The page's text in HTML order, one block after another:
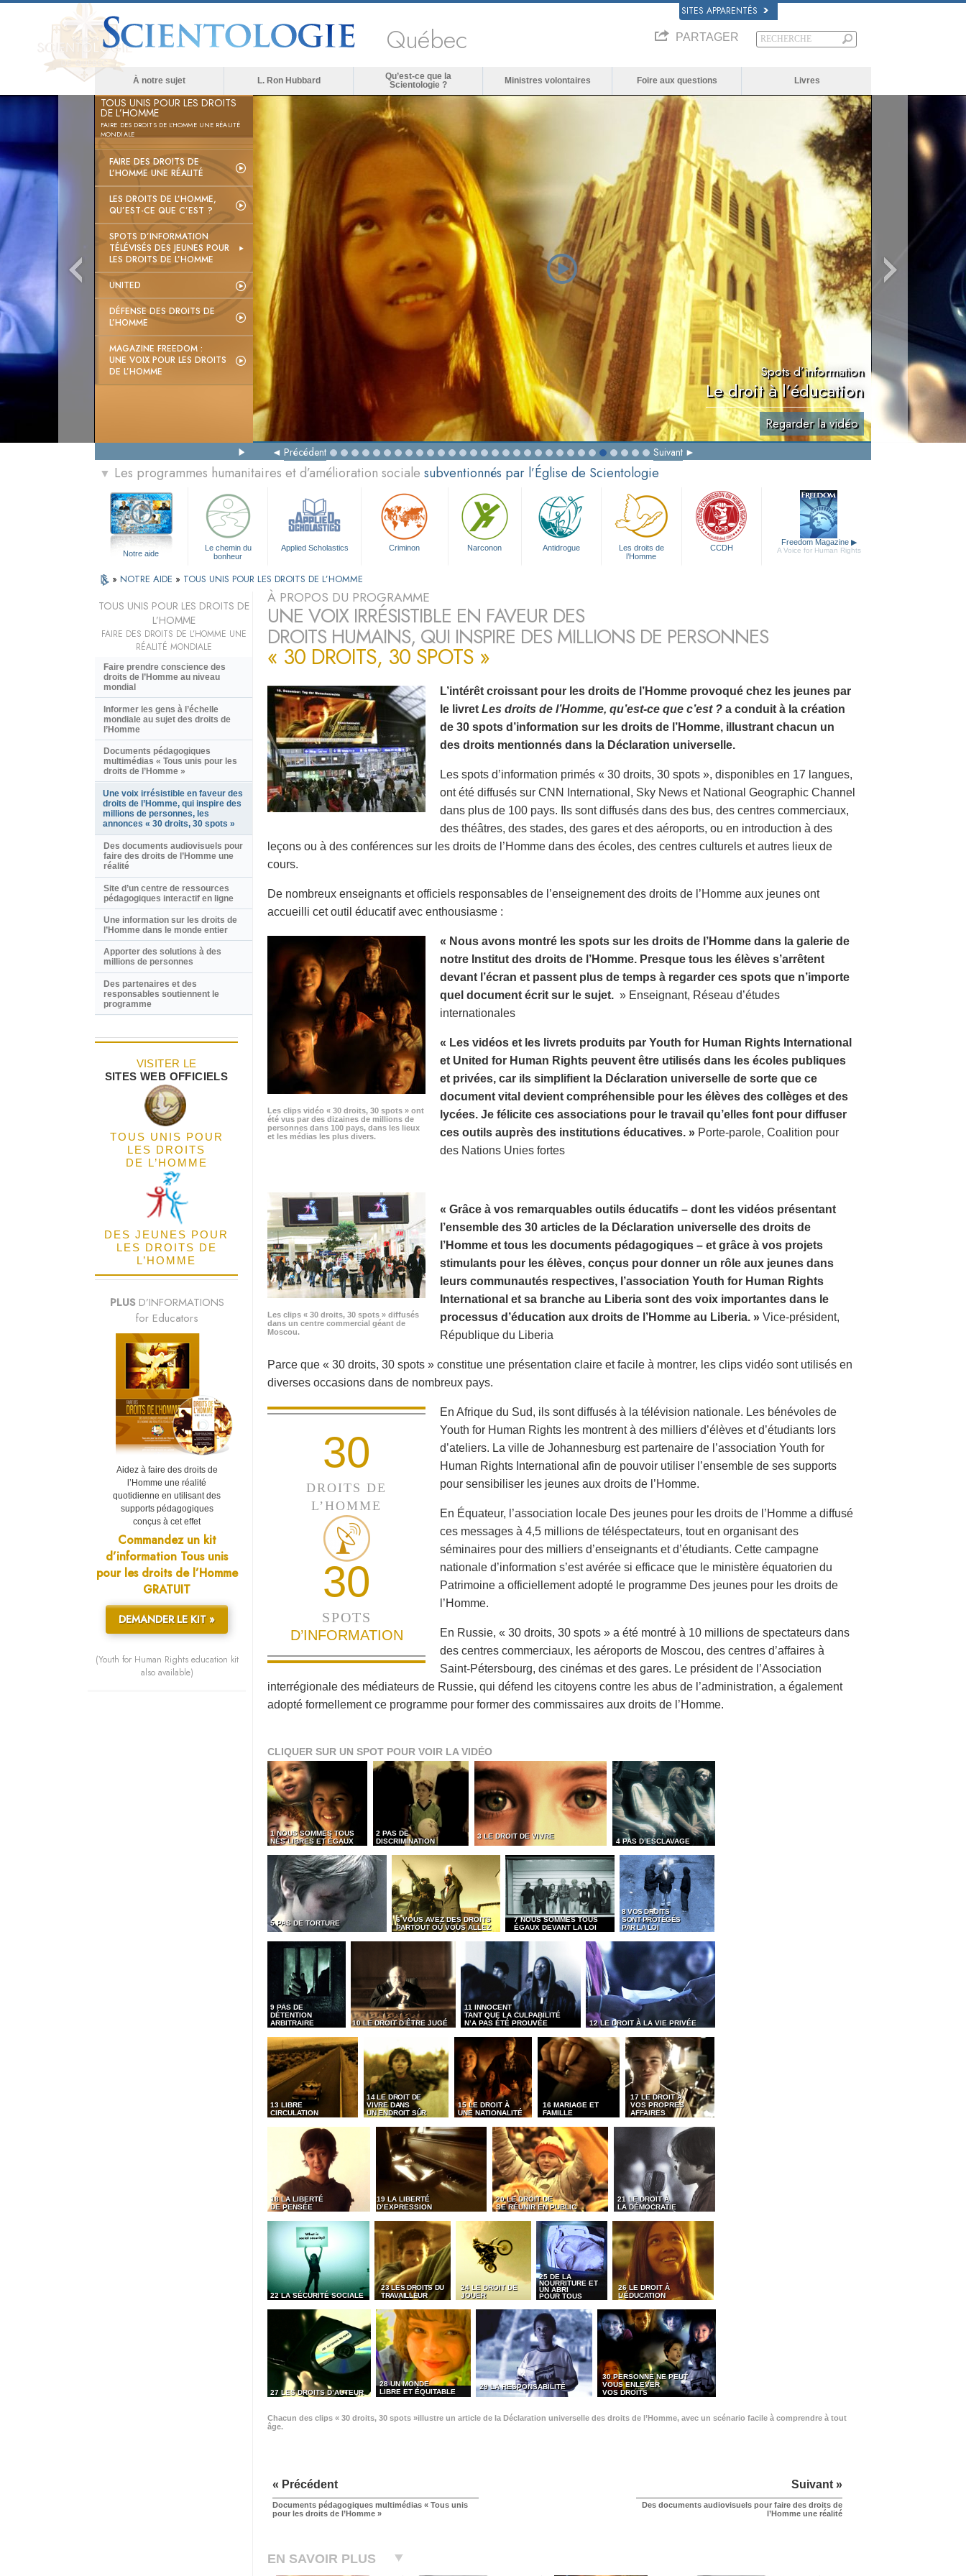
SITES APPARENTÉS
Québec PARTAGER
À notre sujet L. Ron Hubbard
Qu’est-ce que la
Scientologie ?
Ministres volontaires Foire aux questions Livres
TOUS UNIS POUR LES DROITS
DE L’HOMME
FAIRE DES DROITS DE L’HOMME UNE RÉALITÉ
MONDIALE
FAIRE DES DROITS DE
L’HOMME UNE RÉALITÉ
LES DROITS DE L’HOMME,
QU’EST-CE QUE C’EST ?
SPOTS D’INFORMATION
TÉLÉVISÉS DES JEUNES POUR
LES DROITS DE L’HOMME
UNITED
DÉFENSE DES DROITS DE
L’HOMME
MAGAZINE FREEDOM :
UNE VOIX POUR LES DROITS
DE L’HOMME
Spots d’information
Le droit à l’éducation
Regarder la vidéo
Précédent Suivant
▼ Les programmes humanitaires et d’amélioration sociale subventionnés par l’Église de Scientologie
Notre aide
Le chemin du
bonheur
Applied Scholastics Criminon Narconon Antidrogue
Les droits de
l’Homme
CCDH
Freedom Magazine ▶
A Voice for Human Rights
» NOTRE AIDE » TOUS UNIS POUR LES DROITS DE L’HOMME
À PROPOS DU PROGRAMME
UNE VOIX IRRÉSISTIBLE EN FAVEUR DES
DROITS HUMAINS, QUI INSPIRE DES MILLIONS DE PERSONNES
« 30 DROITS, 30 SPOTS »
L’intérêt croissant pour les droits de l’Homme provoqué chez les jeunes par
le livret Les droits de l’Homme, qu’est-ce que c’est ? a conduit à la création
de 30 spots d’information sur les droits de l’Homme, illustrant chacun un
des droits mentionnés dans la Déclaration universelle.
Les spots d’information primés « 30 droits, 30 spots », disponibles en 17 langues,
ont été diffusés sur CNN International, Sky News et National Geographic Channel
dans plus de 100 pays. Ils sont diffusés dans des bus, des centres commerciaux,
des théâtres, des stades, des gares et des aéroports, ou en introduction à des
leçons ou à des conférences sur les droits de l’Homme dans des écoles, des centres culturels et autres lieux de
cours.
De nombreux enseignants et officiels responsables de l’enseignement des droits de l’Homme aux jeunes ont
accueilli cet outil éducatif avec enthousiasme :
Les clips vidéo « 30 droits, 30 spots » ont
été vus par des dizaines de millions de
personnes dans 100 pays, dans les lieux
et les médias les plus divers.
« Nous avons montré les spots sur les droits de l’Homme dans la galerie de
notre Institut des droits de l’Homme. Presque tous les élèves s’arrêtent
devant l’écran et passent plus de temps à regarder ces spots que n’importe
quel document écrit sur le sujet. » Enseignant, Réseau d’études
internationales
« Les vidéos et les livrets produits par Youth for Human Rights International
et United for Human Rights peuvent être utilisés dans les écoles publiques
et privées, car ils simplifient la Déclaration universelle de sorte que ce
document vital devient compréhensible pour les élèves des collèges et des
lycées. Je félicite ces associations pour le travail qu’elles font pour diffuser
ces outils auprès des institutions éducatives. » Porte-parole, Coalition pour
des Nations Unies fortes
Les clips « 30 droits, 30 spots » diffusés
dans un centre commercial géant de
Moscou.
« Grâce à vos remarquables outils éducatifs – dont les vidéos présentant
l’ensemble des 30 articles de la Déclaration universelle des droits de
l’Homme et tous les documents pédagogiques – et grâce à vos projets
stimulants pour les élèves, conçus pour donner un rôle aux jeunes dans
leurs communautés respectives, l’association Youth for Human Rights
International et sa branche au Liberia sont des voix importantes dans le
processus d’éducation aux droits de l’Homme au Liberia. » Vice-président,
République du Liberia
Parce que « 30 droits, 30 spots » constitue une présentation claire et facile à montrer, les clips vidéo sont utilisés en
diverses occasions dans de nombreux pays.
30
DROITS DE
L’HOMME
30
SPOTS
D’INFORMATION
En Afrique du Sud, ils sont diffusés à la télévision nationale. Les bénévoles de
Youth for Human Rights les montrent à des milliers d’élèves et d’étudiants lors
d’ateliers. La ville de Johannesburg est partenaire de l’association Youth for
Human Rights International afin de pouvoir utiliser l’ensemble de ses supports
pour sensibiliser les jeunes aux droits de l’Homme.
En Équateur, l’association locale Des jeunes pour les droits de l’Homme a diffusé
ces messages à 4,5 millions de téléspectateurs, tout en organisant des
séminaires pour des milliers d’enseignants et d’étudiants. Cette campagne
nationale d’information s’est avérée si efficace que le ministère équatorien du
Patrimoine a officiellement adopté le programme Des jeunes pour les droits de
l’Homme.
En Russie, « 30 droits, 30 spots » a été montré à 10 millions de spectateurs dans
des centres commerciaux, les aéroports de Moscou, des centres d’affaires à
Saint-Pétersbourg, des cinémas et des gares. Le président de l’Association
interrégionale des médiateurs de Russie, qui défend les citoyens contre les abus de l’administration, a également
adopté formellement ce programme pour former des commissaires aux droits de l’Homme.
CLIQUER SUR UN SPOT POUR VOIR LA VIDÉO
1 NOUS SOMMES TOUS
NÉS LIBRES ET ÉGAUX
2 PAS DE
DISCRIMINATION
3 LE DROIT DE VIVRE
4 PAS D’ESCLAVAGE
5 PAS DE TORTURE
6 VOUS AVEZ DES DROITS
PARTOUT OÙ VOUS ALLEZ
7 NOUS SOMMES TOUS
ÉGAUX DEVANT LA LOI
8 VOS DROITS
SONT PROTÉGÉS
PAR LA LOI
9 PAS DE
DÉTENTION
ARBITRAIRE
10 LE DROIT D’ÊTRE JUGÉ
11 INNOCENT
TANT QUE LA CULPABILITÉ
N’A PAS ÉTÉ PROUVÉE
12 LE DROIT À LA VIE PRIVÉE
13 LIBRE
CIRCULATION
14 LE DROIT DE
VIVRE DANS
UN ENDROIT SÛR
15 LE DROIT À
UNE NATIONALITÉ
16 MARIAGE ET
FAMILLE
17 LE DROIT À
VOS PROPRES
AFFAIRES
18 LA LIBERTÉ
DE PENSÉE
19 LA LIBERTÉ
D’EXPRESSION
20 LE DROIT DE
SE RÉUNIR EN PUBLIC
21 LE DROIT À
LA DÉMOCRATIE
22 LA SÉCURITÉ SOCIALE
23 LES DROITS DU
TRAVAILLEUR
24 LE DROIT DE
JOUER
25 DE LA
NOURRITURE ET
UN ABRI
POUR TOUS
26 LE DROIT À
L’ÉDUCATION
27 LES DROITS D’AUTEUR
28 UN MONDE
LIBRE ET ÉQUITABLE
29 LA RESPONSABILITÉ
30 PERSONNE NE PEUT
VOUS ENLEVER
VOS DROITS
Chacun des clips « 30 droits, 30 spots »illustre un article de la Déclaration universelle des droits de l’Homme, avec un scénario facile à comprendre à tout
âge.
« Précédent
Documents pédagogiques multimédias « Tous unis
pour les droits de l’Homme »
Suivant »
Des documents audiovisuels pour faire des droits de
l’Homme une réalité
EN SAVOIR PLUS
TOUS UNIS POUR LES DROITS DE
L’HOMME
FAIRE DES DROITS DE L’HOMME UNE
RÉALITÉ MONDIALE
Faire prendre conscience des
droits de l’Homme au niveau
mondial
Informer les gens à l’échelle
mondiale au sujet des droits de
l’Homme
Documents pédagogiques
multimédias « Tous unis pour les
droits de l’Homme »
Une voix irrésistible en faveur des
droits de l’Homme, qui inspire des
millions de personnes, les
annonces « 30 droits, 30 spots »
Des documents audiovisuels pour
faire des droits de l’Homme une
réalité
Site d’un centre de ressources
pédagogiques interactif en ligne
Une information sur les droits de
l’Homme dans le monde entier
Apporter des solutions à des
millions de personnes
Des partenaires et des
responsables soutiennent le
programme
VISITER LE
SITES WEB OFFICIELS
TOUS UNIS POUR
LES DROITS
DE L’HOMME
DES JEUNES POUR
LES DROITS DE
L’HOMME
PLUS D’INFORMATIONS
for Educators
Aidez à faire des droits de
l’Homme une réalité
quotidienne en utilisant des
supports pédagogiques
conçus à cet effet
Commandez un kit
d’information Tous unis
pour les droits de l’Homme
GRATUIT
DEMANDER LE KIT »
(Youth for Human Rights education kit
also available)